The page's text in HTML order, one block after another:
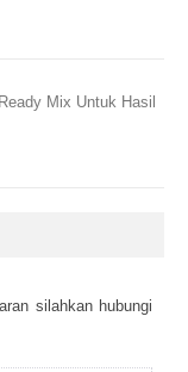
Mix Untuk Hasil
sіlаhkаn hubungі